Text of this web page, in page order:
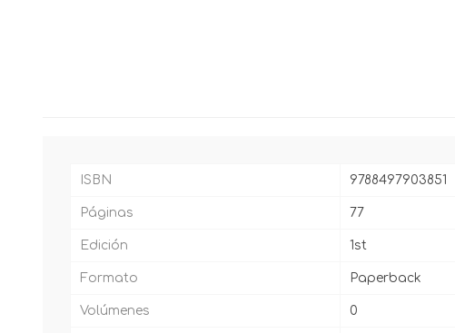
ISBN 9788497903851
Páginas 77
Edición 1st
Formato Paperback
Volúmenes 0